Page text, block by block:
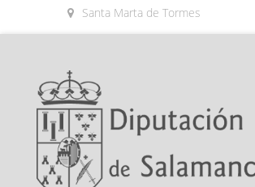
Santa Marta de Tormes